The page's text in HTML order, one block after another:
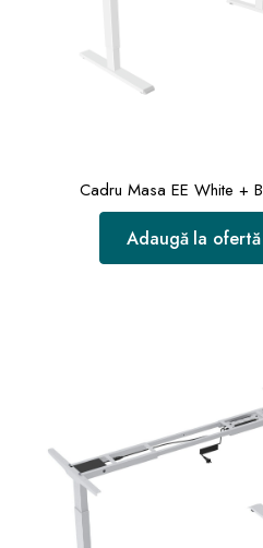
Cadru Masa EE White +
Adaugă la ofertă